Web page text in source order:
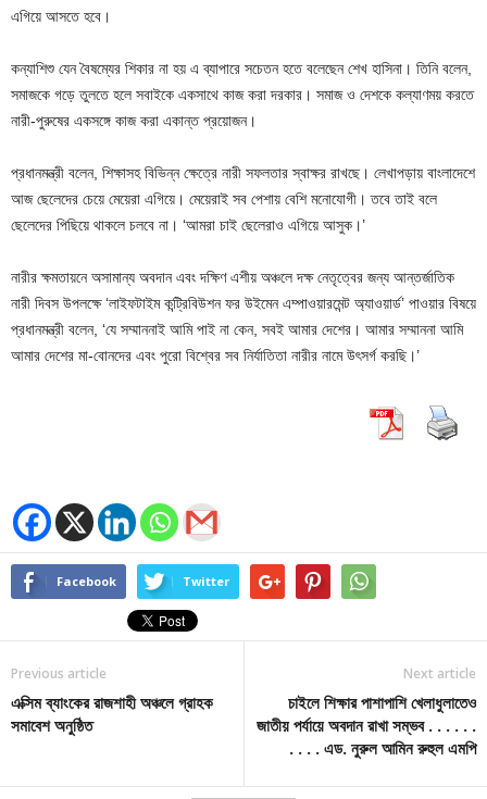
এগিয়ে আসতে হবে।
কন্যাশিশু যেন বৈষম্যের শিকার না হয় এ ব্যাপারে সচেতন হতে বলেছেন শেখ হাসিনা। তিনি বলেন,
সমাজকে গড়ে তুলতে হলে সবাইকে একসাথে কাজ করা দরকার। সমাজ ও দেশকে কল্যাণময় করতে
নারী-পুরুষের একসঙ্গে কাজ করা একান্ত প্রয়োজন।
প্রধানমন্ত্রী বলেন, শিক্ষাসহ বিভিন্ন ক্ষেত্রে নারী সফলতার স্বাক্ষর রাখছে। লেখাপড়ায় বাংলাদেশে
আজ ছেলেদের চেয়ে মেয়েরা এগিয়ে। মেয়েরাই সব পেশায় বেশি মনোযোগী। তবে তাই বলে
ছেলেদের পিছিয়ে থাকলে চলবে না। ‘আমরা চাই ছেলেরাও এগিয়ে আসুক।’
নারীর ক্ষমতায়নে অসামান্য অবদান এবং দক্ষিণ এশীয় অঞ্চলে দক্ষ নেতৃত্বের জন্য আন্তর্জাতিক
নারী দিবস উপলক্ষে ‘লাইফটাইম কন্ট্রিবিউশন ফর উইমেন এম্পাওয়ারমেন্ট অ্যাওয়ার্ড’ পাওয়ার বিষয়ে
প্রধানমন্ত্রী বলেন, ‘যে সম্মাননাই আমি পাই না কেন, সবই আমার দেশের। আমার সম্মাননা আমি
আমার দেশের মা-বোনদের এবং পুরো বিশ্বের সব নির্যাতিতা নারীর নামে উৎসর্গ করছি।’
Facebook Twitter
Previous article
এক্সিম ব্যাংকের রাজশাহী অঞ্চলে গ্রাহক
সমাবেশ অনুষ্ঠিত
Next article
চাইলে শিক্ষার পাশাপাশি খেলাধুলাতেও
জাতীয় পর্যায়ে অবদান রাখা সম্ভব . . . . . .
. . . . এড. নুরুল আমিন রুহুল এমপি